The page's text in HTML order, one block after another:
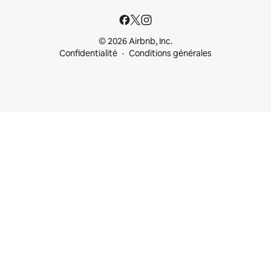
© 2026 Airbnb, Inc.
Confidentialité
Conditions générales